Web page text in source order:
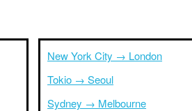
New York City → London
Tokio → Seoul
Sydney → Melbourne